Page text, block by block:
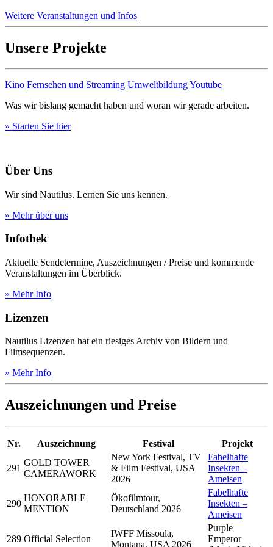
Weitere Veranstaltungen und Infos
Unsere Projekte
Kino Fernsehen und Streaming UmweltbildungYoutube
Was wir bislang gemacht haben und woran wir gerade arbeiten.
» Starten Sie hier
Über Uns
Wir sind Nautilus. Lernen Sie uns kennen.
» Mehr über uns
Infothek
Aktuelle Sendetermine, Auszeichnungen / Preise und kommende
Veranstaltungen im Überblick.
» Mehr Info
Lizenzen
Nautilus Lizenzen hat ein riesiges Archiv von Bildern und
Filmsequenzen.
» Mehr Info
Auszeichnungen und Preise
Nr. Auszeichnung Festival Projekt
291
GOLD TOWER
CAMERAWORK
New York Festival, TV
& Film Festival, USA
2026
Fabelhafte
Insekten –
Ameisen
290
HONORABLE
MENTION
Ökofilmtour,
Deutschland 2026
Fabelhafte
Insekten –
Ameisen
289 Official Selection
IWFF Missoula,
Montana, USA 2026
Purple
Emperor